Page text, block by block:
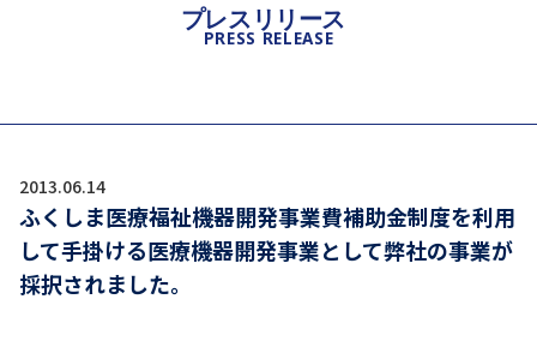
プレスリリース
PRESS RELEASE
2013.06.14
ふくしま医療福祉機器開発事業費補助金制度を利用
して手掛ける医療機器開発事業として弊社の事業が
採択されました。